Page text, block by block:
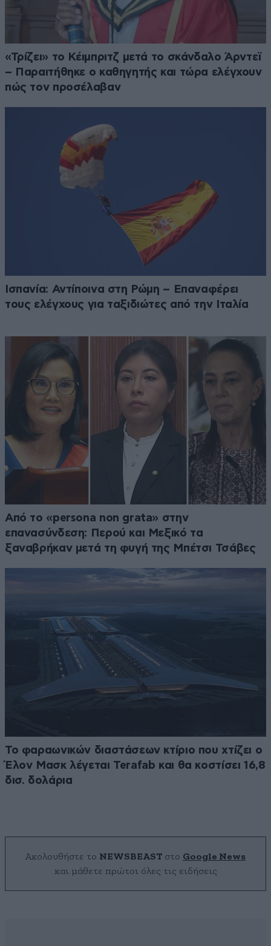
«Τρίζει» το Κέιμπριτζ μετά το σκάνδαλο Άρντεϊ
– Παραιτήθηκε ο καθηγητής και τώρα ελέγχουν
πώς τον προσέλαβαν
Ισπανία: Αντίποινα στη Ρώμη – Επαναφέρει
τους ελέγχους για ταξιδιώτες από την Ιταλία
Από το «persona non grata» στην
επανασύνδεση: Περού και Μεξικό τα
ξαναβρήκαν μετά τη φυγή της Μπέτσι Τσάβες
Το φαραωνικών διαστάσεων κτίριο που χτίζει ο
Έλον Μασκ λέγεται Terafab και θα κοστίσει 16,8
δισ. δολάρια
Ακολουθήστε το NEWSBEAST στο Google News
και μάθετε πρώτοι όλες τις ειδήσεις